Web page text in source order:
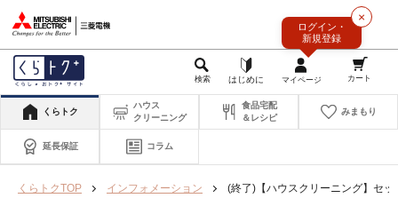
×
ログイン・
新規登録
くらトク
ハウス
クリーニング
食品宅配
＆レシピ
みまもり
延長保証 コラム
くらトクTOP インフォメーション (終了)【ハウスクリーニング】セ